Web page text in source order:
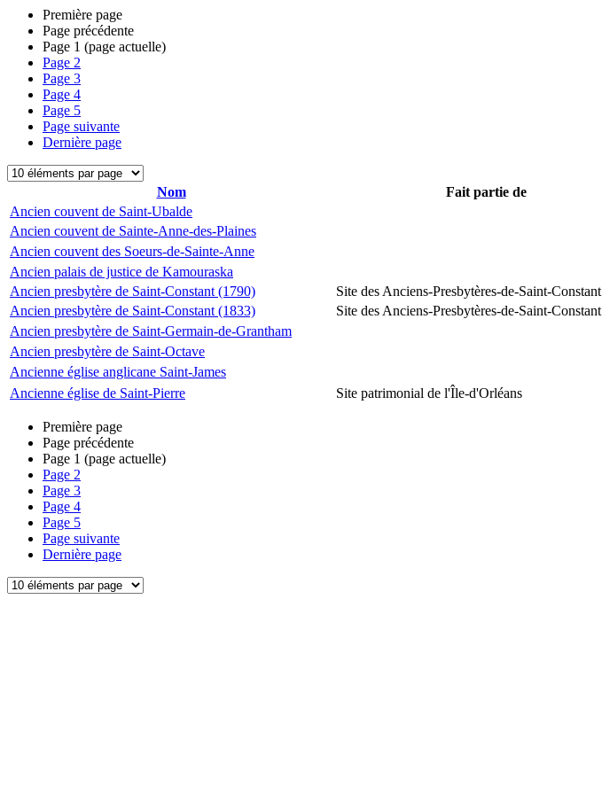
Première page
Page précédente
Page 1 (page actuelle)
Page 2
Page 3
Page 4
Page 5
Page suivante
Dernière page
Nom Fait partie de
Ancien couvent de Saint-Ubalde
Ancien couvent de Sainte-Anne-des-Plaines
Ancien couvent des Soeurs-de-Sainte-Anne
Ancien palais de justice de Kamouraska
Ancien presbytère de Saint-Constant (1790)
Site des Anciens-Presbytères-de-Saint-Constant
Ancien presbytère de Saint-Constant (1833)
Site des Anciens-Presbytères-de-Saint-Constant
Ancien presbytère de Saint-Germain-de-Grantham
Ancien presbytère de Saint-Octave
Ancienne église anglicane Saint-James
Ancienne église de Saint-Pierre
Site patrimonial de l'Île-d'Orléans
Première page
Page précédente
Page 1 (page actuelle)
Page 2
Page 3
Page 4
Page 5
Page suivante
Dernière page